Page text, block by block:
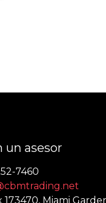
un asesor
7460
173470, Miami